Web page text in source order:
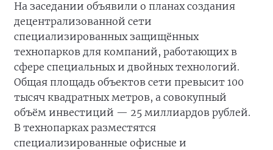
На заседании объявили о планах создания
децентрализованной сети
специализированных защищённых
технопарков для компаний, работающих в
сфере специальных и двойных технологий.
Общая площадь объектов сети превысит 100
тысяч квадратных метров, а совокупный
объём инвестиций — 25 миллиардов рублей.
В технопарках разместятся
специализированные офисные и